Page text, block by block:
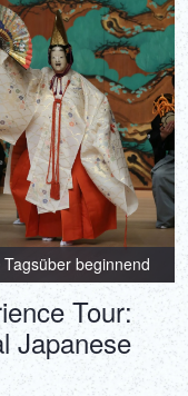
Tagsüber beginnend
Tour:
Japanese